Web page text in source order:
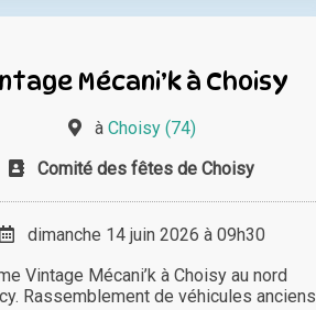
Mécani’k à Choisy
à Choisy (74)
Comité des fêtes de Choisy
dimanche 14 juin 2026 à 09h30
Vintage Mécani’k à Choisy au nord
Rassemblement de véhicules anciens